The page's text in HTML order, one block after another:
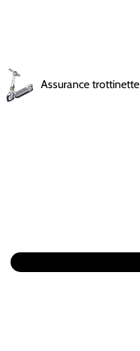
Assurance trottinette